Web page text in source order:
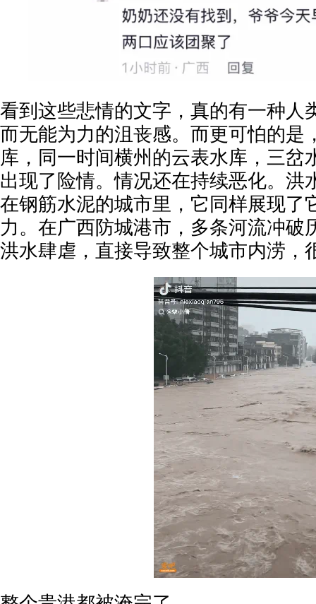
看到这些悲情的文字，真的有一种人
而无能为力的沮丧感。而更可怕的是
库，同一时间横州的云表水库，三岔
出现了险情。情况还在持续恶化。洪
在钢筋水泥的城市里，它同样展现了
力。在广西防城港市，多条河流冲破
洪水肆虐，直接导致整个城市内涝，